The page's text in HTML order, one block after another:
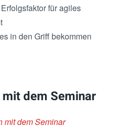
für agiles
in den Griff bekommen
dem Seminar
mit dem Seminar